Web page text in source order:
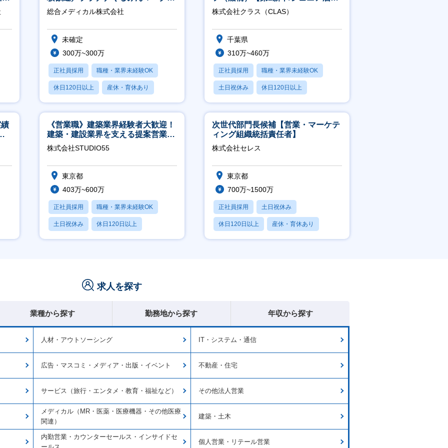
得／月平均残業13h／年休126日
総合メディカル株式会社
未確定
300万~300万
正社員採用 職種・業界未経験OK
休日120日以上 産休・育休あり
月残業20時間以内
迎】
株式会社クラス（CLAS）
千葉県
310万~460万
正社員採用 職種・業界未経験OK
土日祝休み 休日120日以上
産休・育休あり
《営業職》建築業界経験者大歓迎！
建築・建設業界を支える提案営業職
│年休125日◎フレックス
株式会社STUDIO55
東京都
403万~600万
正社員採用 職種・業界未経験OK
土日祝休み 休日120日以上
産休・育休あり
次世代部門長候補【営業・マーケテ
ィング組織統括責任者】
株式会社セレス
東京都
700万~1500万
正社員採用 土日祝休み
休日120日以上 産休・育休あり
賞与あり
求人を探す
業種から探す 勤務地から探す 年収から探す
人材・アウトソーシング IT・システム・通信
広告・マスコミ・メディア・出版・イベント 不動産・住宅
サービス（旅行・エンタメ・教育・福祉など） その他法人営業
メディカル（MR・医薬・医療機器・その他医療
関連）
建築・土木
内勤営業・カウンターセールス・インサイドセ
ールス
個人営業・リテール営業